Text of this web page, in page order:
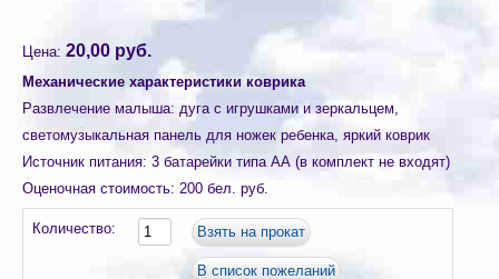
Цена: 20,00 руб.
Механические характеристики коврика
Развлечение малыша: дуга с игрушками и зеркальцем,
светомузыкальная панель для ножек ребенка, яркий коврик
Источник питания: 3 батарейки типа АА (в комплект не входят)
Оценочная стоимость: 200 бел. руб.
Количество: